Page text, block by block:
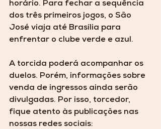
horário. Para fechar a sequência
dos três primeiros jogos, o São
José viaja até Brasília para
enfrentar o clube verde e azul.
A torcida poderá acompanhar os
duelos. Porém, informações sobre
venda de ingressos ainda serão
divulgadas. Por isso, torcedor,
fique atento às publicações nas
nossas redes sociais: